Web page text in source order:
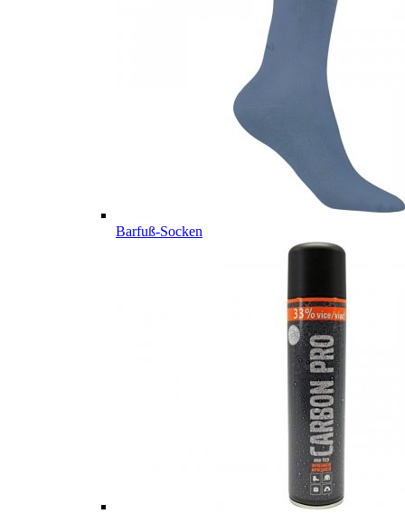
Barfuß-Socken